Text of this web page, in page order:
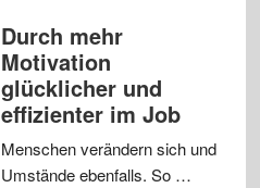
Durch mehr
Motivation
glücklicher und
effizienter im Job
Menschen verändern sich und
Umstände ebenfalls. So …